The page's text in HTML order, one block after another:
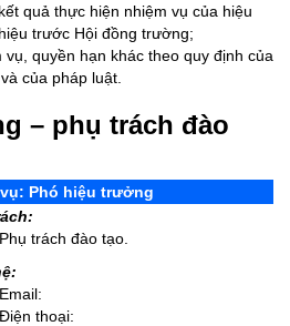
quả thực hiện nhiệm vụ của hiệu
trước Hội đồng trường;
quyền hạn khác theo quy định của
của pháp luật.
– phụ trách đào
Phó hiệu trưởng
Phụ trách đào tạo.
Email:
Điện thoại: